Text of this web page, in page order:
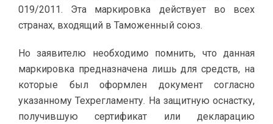
019/2011. Эта маркировка действует во всех
странах, входящий в Таможенный союз.
Но заявителю необходимо помнить, что данная
маркировка предназначена лишь для средств, на
которые был оформлен документ согласно
указанному Техрегламенту. На защитную оснастку,
получившую сертификат или декларацию